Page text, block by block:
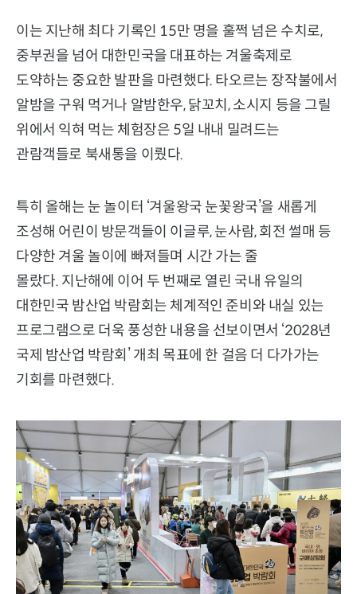
이는 지난해 최다 기록인 15만 명을 훌쩍 넘은 수치로,
중부권을 넘어 대한민국을 대표하는 겨울축제로
도약하는 중요한 발판을 마련했다. 타오르는 장작불에서
알밤을 구워 먹거나 알밤한우, 닭꼬치, 소시지 등을 그릴
위에서 익혀 먹는 체험장은 5일 내내 밀려드는
관람객들로 북새통을 이뤘다.
특히 올해는 눈 놀이터 ‘겨울왕국 눈꽃왕국’을 새롭게
조성해 어린이 방문객들이 이글루, 눈사람, 회전 썰매 등
다양한 겨울 놀이에 빠져들며 시간 가는 줄
몰랐다. 지난해에 이어 두 번째로 열린 국내 유일의
대한민국 밤산업 박람회는 체계적인 준비와 내실 있는
프로그램으로 더욱 풍성한 내용을 선보이면서 ‘2028년
국제 밤산업 박람회’ 개최 목표에 한 걸음 더 다가가는
기회를 마련했다.